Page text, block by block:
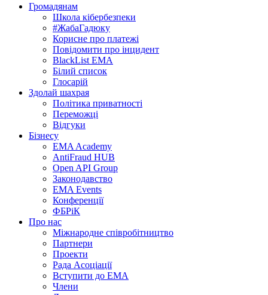
Громадянам
Школа кібербезпеки
#ЖабаГадюку
Корисне про платежі
Повідомити про інцидент
BlackList EMA
Білий список
Глосарій
Здолай шахрая
Політика приватності
Переможцi
Відгуки
Бізнесу
EMA Academy
AntiFraud HUB
Open API Group
Законодавство
EMA Events
Конференції
ФБРіК
Про нас
Міжнародне співробітництво
Партнери
Проекти
Рада Асоціації
Вступити до ЕМА
Члени